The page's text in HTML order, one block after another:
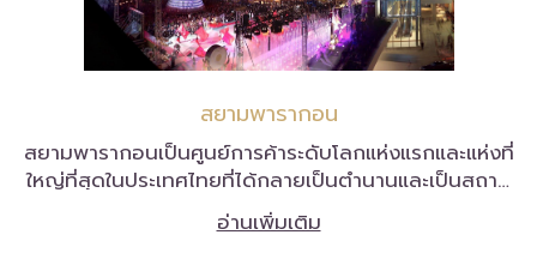
สยามพารากอน
สยามพารากอนเป็นศูนย์การค้าระดับโลกแห่งแรกและแห่งที่
ใหญ่ที่สุดในประเทศไทยที่ได้กลายเป็นตำนานและเป็นสถาน
ที่ที่ต้องมาเยี่ยมเยือนสำหรับชาวไทยและชาวต่างชาติ
อ่านเพิ่มเติม